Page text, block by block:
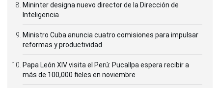
Mininter designa nuevo director de la Dirección de
Inteligencia
Ministro Cuba anuncia cuatro comisiones para impulsar
reformas y productividad
Papa León XIV visita el Perú: Pucallpa espera recibir a
más de 100,000 fieles en noviembre